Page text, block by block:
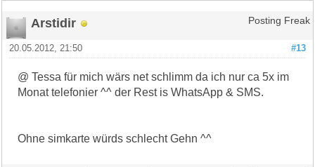
Arstidir Posting Freak
#13
20.05.2012, 21:50
@ Tessa für mich wärs net schlimm da ich nur ca 5x im
Monat telefonier ^^ der Rest is WhatsApp & SMS.
Ohne simkarte würds schlecht Gehn ^^